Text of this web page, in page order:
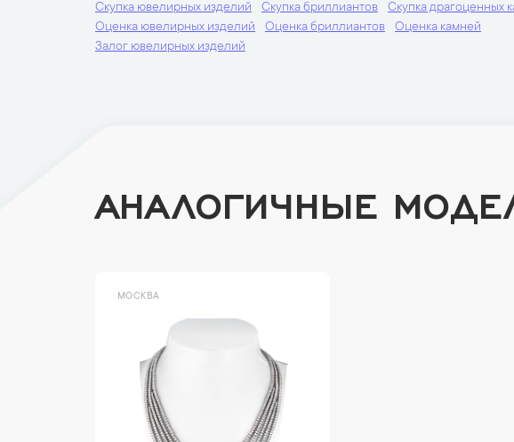
Скупка ювелирных изделий Скупка бриллиантов
Скупка драгоценных
Оценка ювелирных изделий
Оценка бриллиантов
Оценка камней
Залог ювелирных изделий
АНАЛОГИЧНЫЕ
МОСКВА